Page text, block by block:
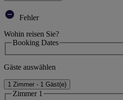
Fehler
Wohin reisen Sie?
Booking Dates
Gäste auswählen
1 Zimmer - 1 Gäst(e)
Zimmer 1